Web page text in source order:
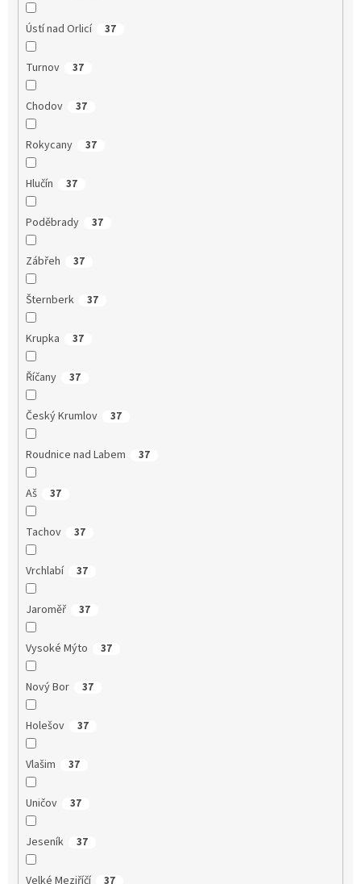
Ústí nad Orlicí 37
Turnov 37
Chodov 37
Rokycany 37
Hlučín 37
Poděbrady 37
Zábřeh 37
Šternberk 37
Krupka 37
Říčany 37
Český Krumlov 37
Roudnice nad Labem 37
Aš 37
Tachov 37
Vrchlabí 37
Jaroměř 37
Vysoké Mýto 37
Nový Bor 37
Holešov 37
Vlašim 37
Uničov 37
Jeseník 37
37